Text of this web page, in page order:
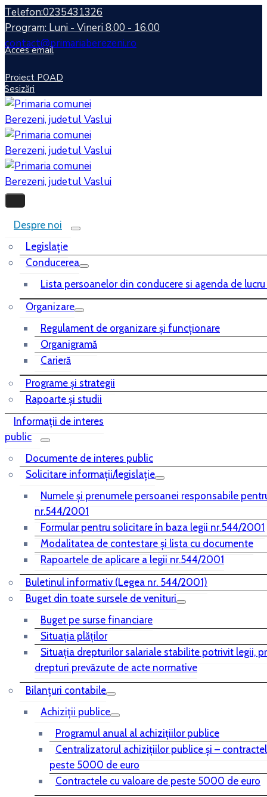
Telefon:0235431326
Program: Luni - Vineri 8.00 - 16.00
contact@primariaberezeni.ro
Acces email
Proiect POAD
Sesizări
Despre noi
Legislaţie
Conducerea
Lista persoanelor din conducere si agenda de
Organizare
Regulament de organizare și funcționare
Organigramă
Carieră
Programe și strategii
Rapoarte și studii
Informații de interes
public
Documente de interes public
Solicitare informații/legislație
Numele și prenumele persoanei responsabile
nr.544/2001
Formular pentru solicitare în baza legii nr.544/2001
Modalitatea de contestare și lista cu documente
Rapoartele de aplicare a legii nr.544/2001
Buletinul informativ (Legea nr. 544/2001)
Buget din toate sursele de venituri
Buget pe surse financiare
Situaţia plăţilor
Situaţia drepturilor salariale stabilite potrivit legii,
drepturi prevăzute de acte normative
Bilanţuri contabile
Achiziţii publice
Programul anual al achiziţiilor publice
Centralizatorul achiziţiilor publice şi –
peste 5000 de euro
Contractele cu valoare de peste 5000 de euro